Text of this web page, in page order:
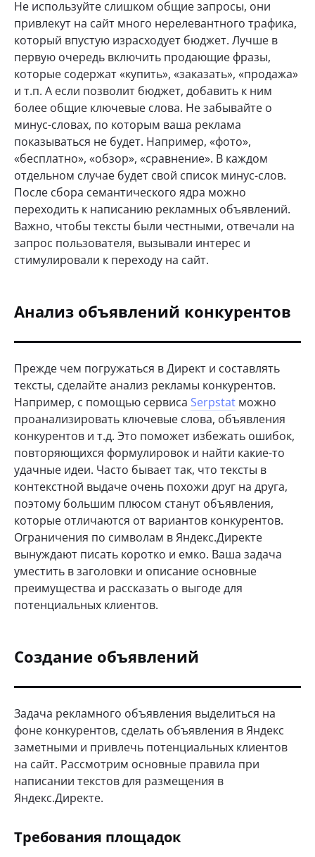
Не используйте слишком общие запросы, они
привлекут на сайт много нерелевантного трафика,
который впустую израсходует бюджет. Лучше в
первую очередь включить продающие фразы,
которые содержат «купить», «заказать», «продажа»
и т.п. А если позволит бюджет, добавить к ним
более общие ключевые слова. Не забывайте о
минус-словах, по которым ваша реклама
показываться не будет. Например, «фото»,
«бесплатно», «обзор», «сравнение». В каждом
отдельном случае будет свой список минус-слов.
После сбора семантического ядра можно
переходить к написанию рекламных объявлений.
Важно, чтобы тексты были честными, отвечали на
запрос пользователя, вызывали интерес и
стимулировали к переходу на сайт.
Анализ объявлений конкурентов
Прежде чем погружаться в Директ и составлять
тексты, сделайте анализ рекламы конкурентов.
Например, с помощью сервиса Serpstat можно
проанализировать ключевые слова, объявления
конкурентов и т.д. Это поможет избежать ошибок,
повторяющихся формулировок и найти какие-то
удачные идеи. Часто бывает так, что тексты в
контекстной выдаче очень похожи друг на друга,
поэтому большим плюсом станут объявления,
которые отличаются от вариантов конкурентов.
Ограничения по символам в Яндекс.Директе
вынуждают писать коротко и емко. Ваша задача
уместить в заголовки и описание основные
преимущества и рассказать о выгоде для
потенциальных клиентов.
Создание объявлений
Задача рекламного объявления выделиться на
фоне конкурентов, сделать объявления в Яндекс
заметными и привлечь потенциальных клиентов
на сайт. Рассмотрим основные правила при
написании текстов для размещения в
Яндекс.Директе.
Требования площадок